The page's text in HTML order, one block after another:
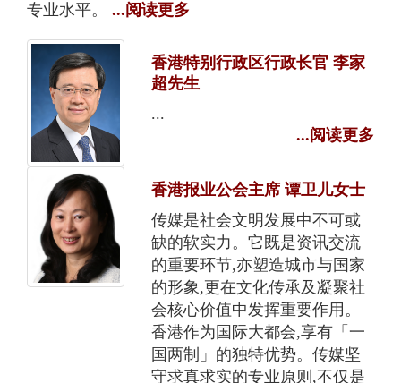
专业水平。 ...阅读更多
香港特别行政区行政长官 李家
超先生
...
...阅读更多
香港报业公会主席 谭卫儿女士
传媒是社会文明发展中不可或
缺的软实力。它既是资讯交流
的重要环节,亦塑造城市与国家
的形象,更在文化传承及凝聚社
会核心价值中发挥重要作用。
香港作为国际大都会,享有「一
国两制」的独特优势。传媒坚
守求真求实的专业原则,不仅是